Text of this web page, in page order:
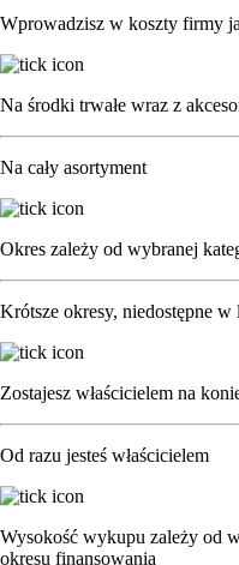
DJI Mini 5
DJI
Drony
Matrice
Mavic 3
Mavic 3
Drony rolnicze
DJI Agras
DJI Agras
Mavic 3
DJI Dock
Wprowadzisz w koszty firmy
Na środki trwałe wraz z
Na cały asortyment
Okres zależy od wybranej
Krótsze okresy, niedostępne w
Zostajesz właścicielem na
Od razu jesteś właścicielem
Wysokość wykupu zależy od
okresu finansowania